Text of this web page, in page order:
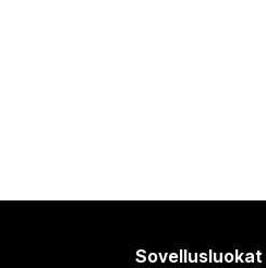
Sovellusluokat